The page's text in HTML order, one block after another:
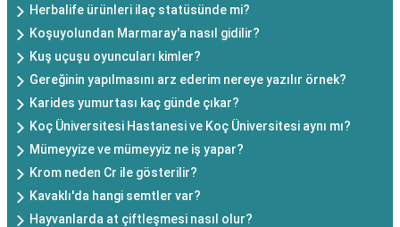
Herbalife ürünleri ilaç statüsünde mi?
Koşuyolundan Marmaray'a nasıl gidilir?
Kuş uçuşu oyuncuları kimler?
Gereğinin yapılmasını arz ederim nereye yazılır örnek?
Karides yumurtası kaç günde çıkar?
Koç Üniversitesi Hastanesi ve Koç Üniversitesi aynı mı?
Mümeyyize ve mümeyyiz ne iş yapar?
Krom neden Cr ile gösterilir?
Kavaklı'da hangi semtler var?
Hayvanlarda at çiftleşmesi nasıl olur?